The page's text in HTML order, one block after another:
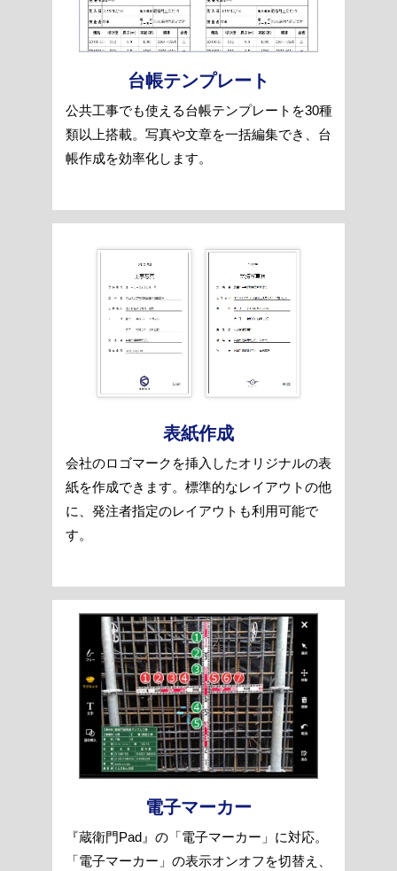
台帳テンプレート
公共工事でも使える台帳テンプレートを30種
類以上搭載。写真や文章を一括編集でき、台
帳作成を効率化します。
表紙作成
会社のロゴマークを挿入したオリジナルの表
紙を作成できます。標準的なレイアウトの他
に、発注者指定のレイアウトも利用可能で
す。
電子マーカー
『蔵衛門Pad』の「電子マーカー」に対応。
「電子マーカー」の表示オンオフを切替え、